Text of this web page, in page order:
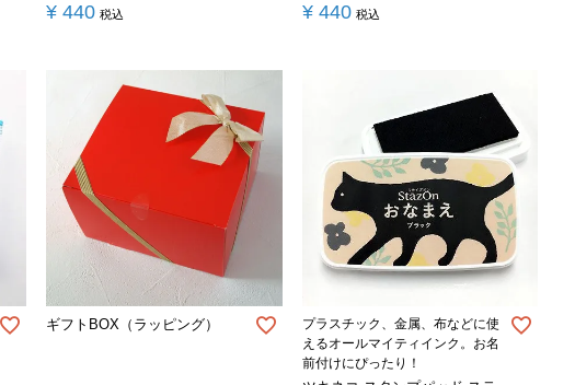
¥ 440 税込 ¥ 440 税込
ギフトBOX（ラッピング）
プラスチック、金属、布などに使
えるオールマイティインク。お名
前付けにぴったり！